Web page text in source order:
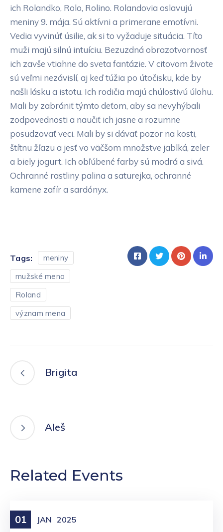
ich Rolandko, Rolo, Rolino. Rolandovia oslavujú
meniny 9. mája. Sú aktívni a primerane emotívni.
Vedia vyvinúť úsilie, ak si to vyžaduje situácia. Títo
muži majú silnú intuíciu. Bezuzdná obrazotvornosť
ich zavše vtiahne do sveta fantázie. V citovom živote
sú veľmi nezávislí, aj keď túžia po útočisku, kde by
našli lásku a istotu. Ich rodičia majú chúlostivú úlohu.
Mali by zabrániť týmto deťom, aby sa nevyhýbali
zodpovednosti a naučiť ich jasne a rozumne
posudzovať veci. Mali by si dávať pozor na kosti,
štítnu žľazu a jesť vo väčšom množstve jablká, zeler
a biely jogurt. Ich obľúbené farby sú modrá a sivá.
Ochranné rastliny palina a saturejka, ochranné
kamene zafír a sardónyx.
Tags:
meniny
mužské meno
Roland
význam mena
Brigita
Aleš
Related Events
01 JAN 2025
Meniny